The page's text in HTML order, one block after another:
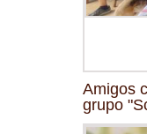
Amigos
grupo